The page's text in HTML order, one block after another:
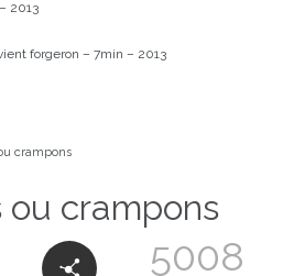
2013
forgeron – 7min – 2013
crampons
ou crampons
5008